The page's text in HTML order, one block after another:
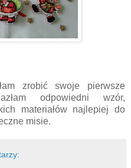
zrobić swoje pierwsze
odpowiedni wzór,
materiałów najlepiej do
misie.